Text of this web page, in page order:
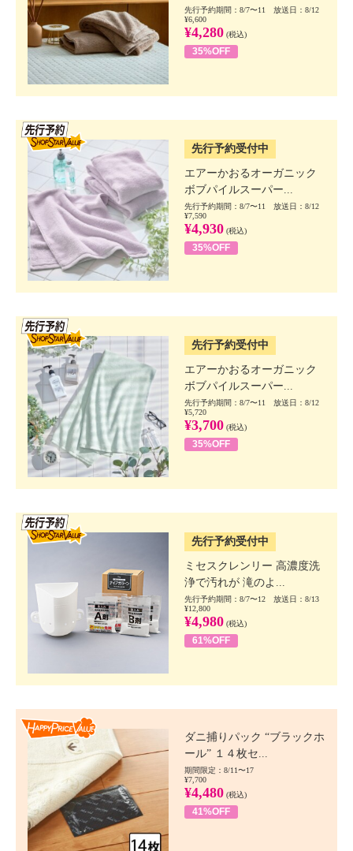
先行予約期間：8/7〜11 放送日：8/12
¥6,600
¥4,280 (税込)
35%OFF
先行予約受付中
エアーかおるオーガニック
ボブパイルスーパー...
先行予約期間：8/7〜11 放送日：8/12
¥7,590
¥4,930 (税込)
35%OFF
先行予約受付中
エアーかおるオーガニック
ボブパイルスーパー...
先行予約期間：8/7〜11 放送日：8/12
¥5,720
¥3,700 (税込)
35%OFF
先行予約受付中
ミセスクレンリー 高濃度洗
浄で汚れが 滝のよ...
先行予約期間：8/7〜12 放送日：8/13
¥12,800
¥4,980 (税込)
61%OFF
ダニ捕りパック “ブラックホ
ール” １４枚セ...
期間限定：8/11〜17
¥7,700
¥4,480 (税込)
41%OFF